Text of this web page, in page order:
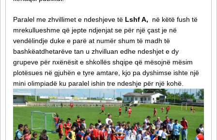
Paralel me zhvillimet e ndeshjeve të Lshf A, në këtë fush të
mrekullueshme që jepte ndjenjat se për një çast je në
vendëlindje duke e parë at numër shum të madh të
bashkëatdhetarëve tan u zhvilluan edhe ndeshjet e dy
grupeve për nxënësit e shkollës shqipe që mësojnë mësim
plotësues në gjuhën e tyre amtare, kjo pa dyshimse ishte një
mini olimpiadë ku paralel ishin tre ndeshje për një kohë.